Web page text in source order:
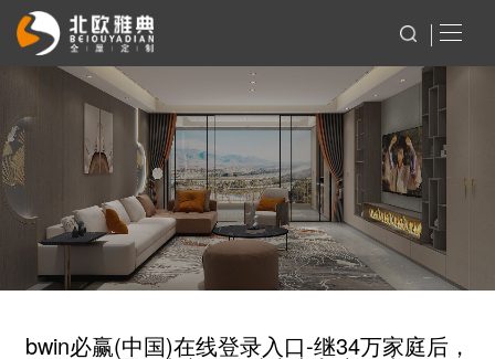
bwin必赢(中国)在线登录入口-继34万家庭后，